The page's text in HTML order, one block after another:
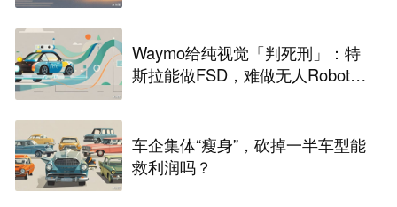
Waymo给纯视觉「判死刑」：特
斯拉能做FSD，难做无人Robota
车企集体“瘦身”，砍掉一半车型能
救利润吗？